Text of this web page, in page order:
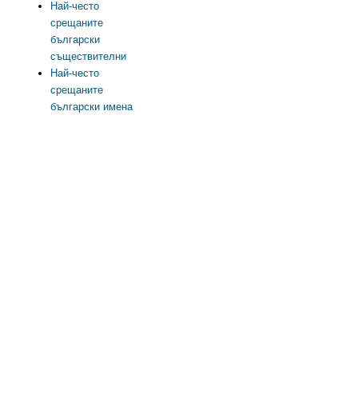
Най-често
срещаните
български
съществителни
Най-често
срещаните
български имена